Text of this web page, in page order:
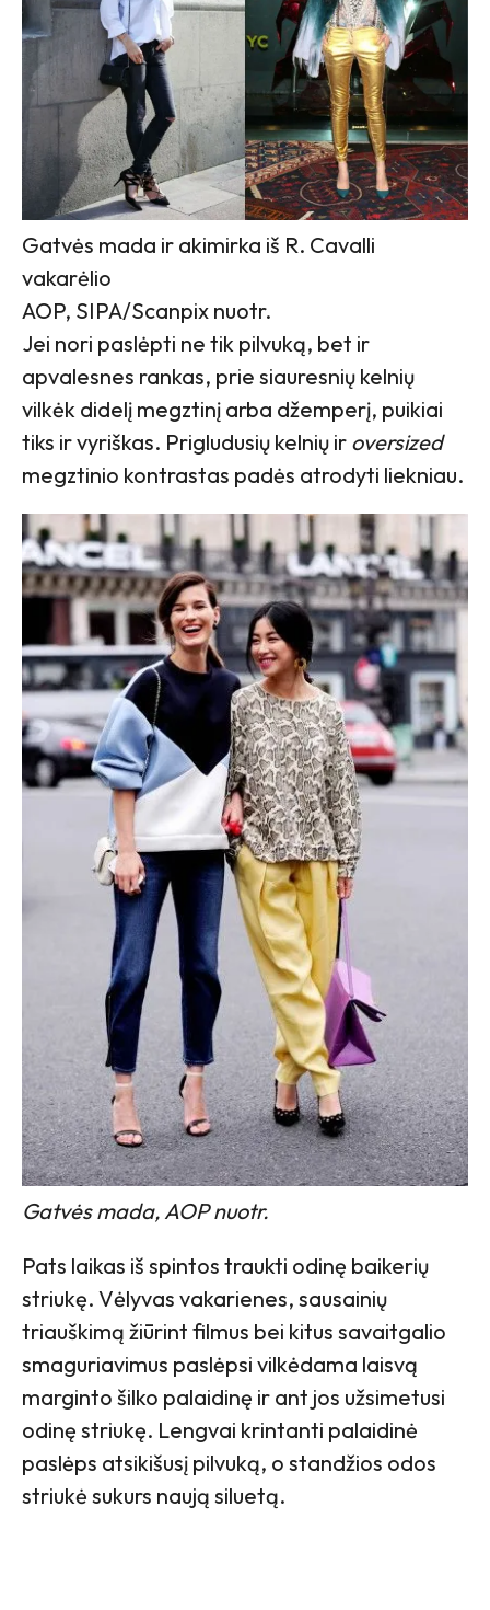
Gatvės mada ir akimirka iš R. Cavalli
vakarėlio
AOP, SIPA/Scanpix nuotr.
Jei nori paslėpti ne tik pilvuką, bet ir
apvalesnes rankas, prie siauresnių kelnių
vilkėk didelį megztinį arba džemperį, puikiai
tiks ir vyriškas. Prigludusių kelnių ir oversized
megztinio kontrastas padės atrodyti liekniau.
Gatvės mada, AOP nuotr.
Pats laikas iš spintos traukti odinę baikerių
striukę. Vėlyvas vakarienes, sausainių
triauškimą žiūrint filmus bei kitus savaitgalio
smaguriavimus paslėpsi vilkėdama laisvą
marginto šilko palaidinę ir ant jos užsimetusi
odinę striukę. Lengvai krintanti palaidinė
paslėps atsikišusį pilvuką, o standžios odos
striukė sukurs naują siluetą.